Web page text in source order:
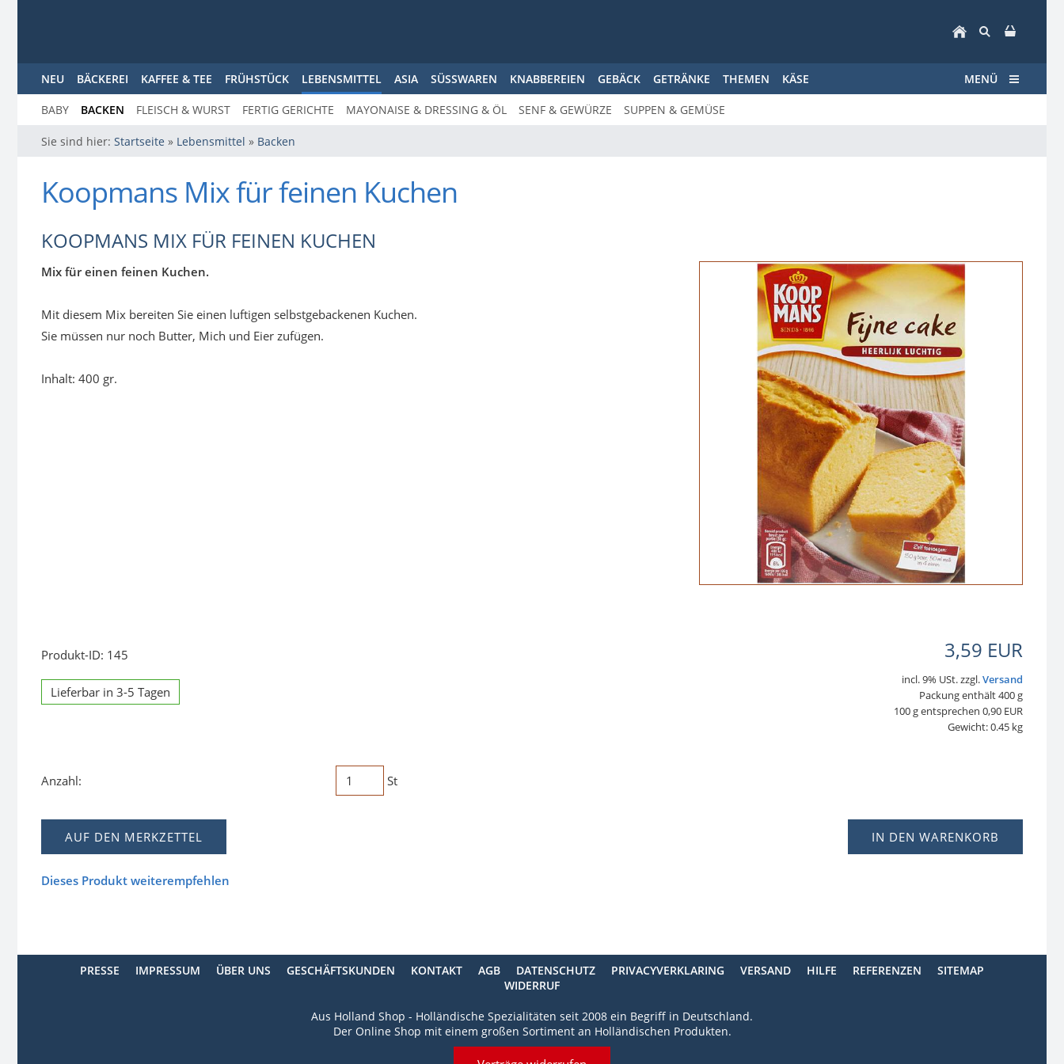
NEU BÄCKEREI KAFFEE & TEE FRÜHSTÜCK LEBENSMITTEL ASIA SÜSSWAREN KNABBEREIEN GEBÄCK GETRÄNKE THEMEN KÄSE MENÜ
BABY BACKEN FLEISCH & WURST FERTIG GERICHTE MAYONAISE & DRESSING & ÖL SENF & GEWÜRZE SUPPEN & GEMÜSE
Sie sind hier: Startseite » Lebensmittel » Backen
Koopmans Mix für feinen Kuchen
KOOPMANS MIX FÜR FEINEN KUCHEN
Mix für einen feinen Kuchen.
Mit diesem Mix bereiten Sie einen luftigen selbstgebackenen Kuchen.
Sie müssen nur noch Butter, Mich und Eier zufügen.
Inhalt: 400 gr.
Produkt-ID: 145
Lieferbar in 3-5 Tagen
3,59 EUR
incl. 9% USt. zzgl.Versand
Packung enthält 400 g
100 g entsprechen 0,90 EUR
Gewicht: 0.45 kg
Anzahl: St
IN DEN WARENKORB
AUF DEN MERKZETTEL
Dieses Produkt weiterempfehlen
PRESSE IMPRESSUM ÜBER UNS GESCHÄFTSKUNDEN KONTAKT AGB DATENSCHUTZ PRIVACYVERKLARING VERSAND HILFE REFERENZEN
SITEMAP
WIDERRUF
Aus Holland Shop - Holländische Spezialitäten seit 2008 ein Begriff in Deutschland.
Der Online Shop mit einem großen Sortiment an Holländischen Produkten.